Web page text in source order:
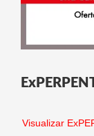
Visualizar